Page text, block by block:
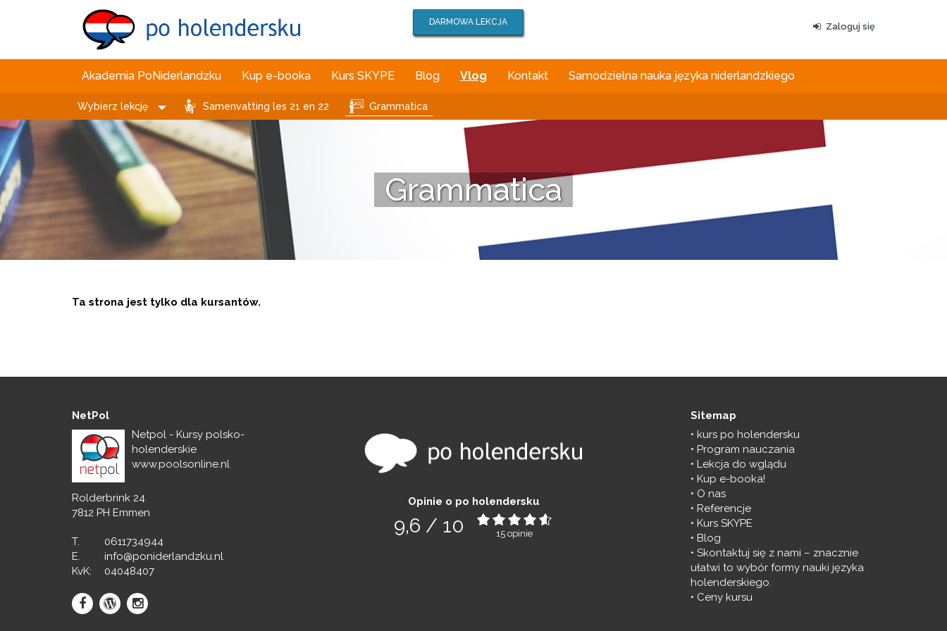
DARMOWA LEKCJA Zaloguj się
Akademia PoNiderlandzku Kup e-booka Kurs SKYPE Blog Vlog Kontakt Samodzielna nauka języka niderlandzkiego
Wybierz lekcję Samenvatting les 21 en 22 Grammatica
Grammatica
Ta strona jest tylko dla kursantów.
NetPol
Netpol - Kursy polsko-
holenderskie
www.poolsonline.nl
Rolderbrink 24
7812 PH Emmen
T.
0611734944
E.
info@poniderlandzku.nl
KvK:
04048407
Opinie o po holendersku
9,6 / 10 15 opinie
Sitemap
kurs po holendersku
Program nauczania
Lekcja do wglądu
Kup e-booka!
O nas
Referencje
Kurs SKYPE
Blog
Skontaktuj się z nami – znacznie
ułatwi to wybór formy nauki języka
holenderskiego.
Ceny kursu